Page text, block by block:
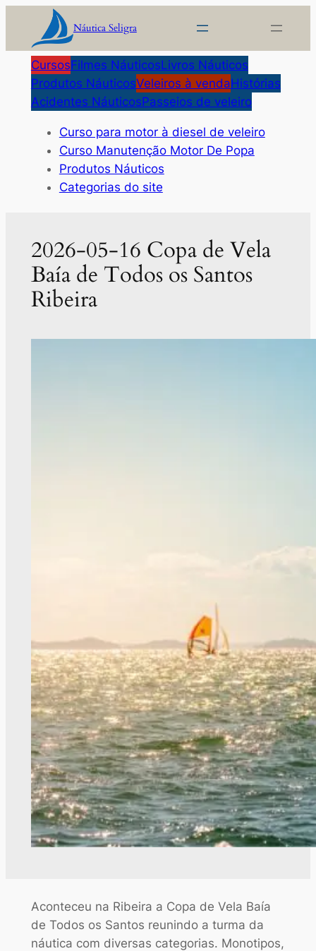
o
conteúdo
Náutica Seligra
CursosFilmes NáuticosLivros Náuticos
Produtos NáuticosVeleiros à vendaHistórias
Acidentes NáuticosPasseios de veleiro
Curso para motor à diesel de veleiro
Curso Manutenção Motor De Popa
Produtos Náuticos
Categorias do site
2026-05-16 Copa de Vela
Baía de Todos os Santos
Ribeira
Aconteceu na Ribeira a Copa de Vela Baía
de Todos os Santos reunindo a turma da
náutica com diversas categorias. Monotipos,